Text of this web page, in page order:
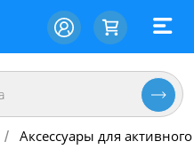
/ Аксессуары для